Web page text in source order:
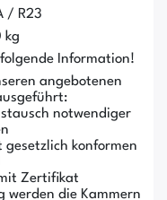
/ R23
kg
Information!
angebotenen
notwendiger
konformen
Zertifikat
werden die Kammern